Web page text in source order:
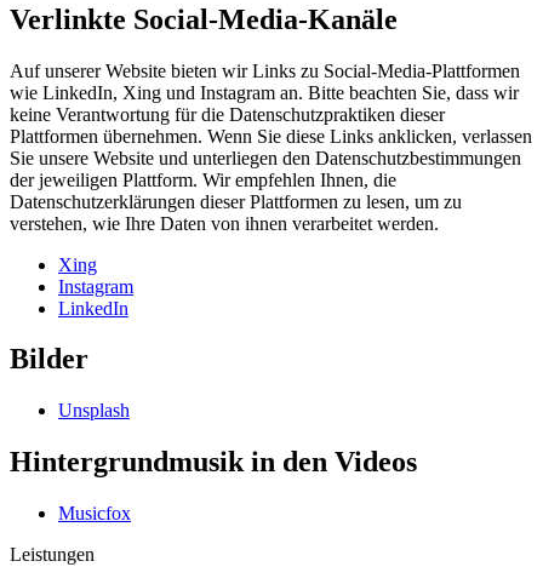
Verlinkte Social-Media-Kanäle
Auf unserer Website bieten wir Links zu Social-Media-Plattformen
wie LinkedIn, Xing und Instagram an. Bitte beachten Sie, dass wir
keine Verantwortung für die Datenschutzpraktiken dieser
Plattformen übernehmen. Wenn Sie diese Links anklicken, verlassen
Sie unsere Website und unterliegen den Datenschutzbestimmungen
der jeweiligen Plattform. Wir empfehlen Ihnen, die
Datenschutzerklärungen dieser Plattformen zu lesen, um zu
verstehen, wie Ihre Daten von ihnen verarbeitet werden.
Xing
Instagram
LinkedIn
Bilder
Unsplash
Hintergrundmusik in den Videos
Musicfox
Leistungen